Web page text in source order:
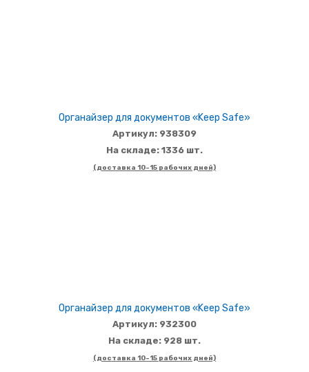
Органайзер для документов «Keep Safe»
Артикул: 938309
На складе: 1336 шт.
(доставка 10-15 рабочих дней)
Органайзер для документов «Keep Safe»
Артикул: 932300
На складе: 928 шт.
(доставка 10-15 рабочих дней)